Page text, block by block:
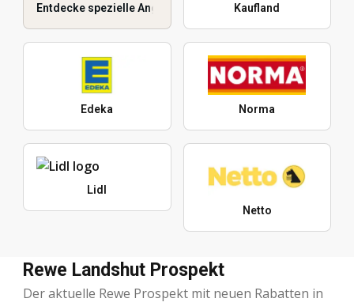
Entdecke spezielle Angebote Kaufland
Edeka Norma
Lidl
Netto
Rewe Landshut Prospekt
Der aktuelle Rewe Prospekt mit neuen Rabatten in